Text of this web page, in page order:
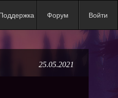
Форум Войти
25.05.2021